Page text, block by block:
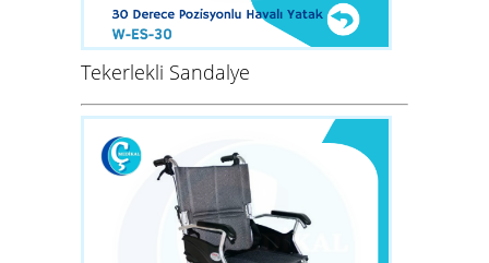
Tekerlekli Sandalye